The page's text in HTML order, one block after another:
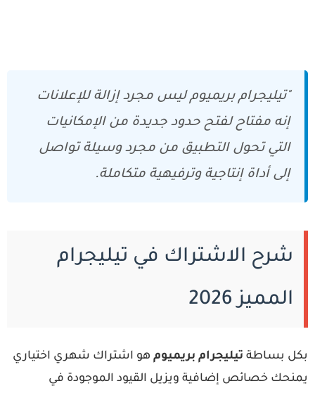
"تيليجرام بريميوم ليس مجرد إزالة للإعلانات
إنه مفتاح لفتح حدود جديدة من الإمكانيات
التي تحول التطبيق من مجرد وسيلة تواصل
إلى أداة إنتاجية وترفيهية متكاملة.
شرح الاشتراك في تيليجرام
المميز 2026
بساطةتيليجرام بريميومهو اشتراك شهري اختياري
خصائص إضافية ويزيل القيود الموجودة في